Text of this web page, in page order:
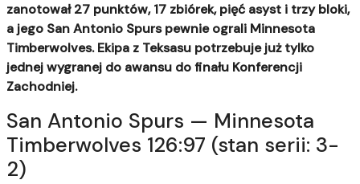
zanotował 27 punktów, 17 zbiórek, pięć asyst i trzy bloki,
a jego San Antonio Spurs pewnie ograli Minnesota
Timberwolves. Ekipa z Teksasu potrzebuje już tylko
jednej wygranej do awansu do finału Konferencji
Zachodniej.
San Antonio Spurs — Minnesota
Timberwolves 126:97 (stan serii: 3-
2)